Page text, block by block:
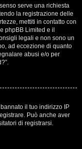
serve una richiesta
la registrazione delle
mettiti in contatto con
phpBB Limited e il
legali e non sono un
ad eccezione di quanto
abusi e/o per
il tuo indirizzo IP
Può anche aver
di registrarsi.